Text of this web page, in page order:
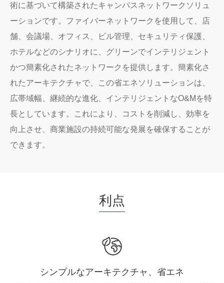
術に基づいて構築されたキャンパスネットワークソリュ
ーションです。ファイバーネットワークを使用して、店
舗、会議場、オフィス、ビル管理、セキュリティ保護、
ホテルなどのシナリオに、グリーンでインテリジェント
かつ簡素化されたネットワークを提供します。簡素化さ
れたアーキテクチャで、この省エネソリューションは、
広帯域幅、継続的な進化、インテリジェントなO&Mを特
長としています。これにより、コストを削減し、効率を
向上させ、商業施設の持続可能な発展を確保することが
できます。
利点
シンプルなアーキテクチャ、省エネ